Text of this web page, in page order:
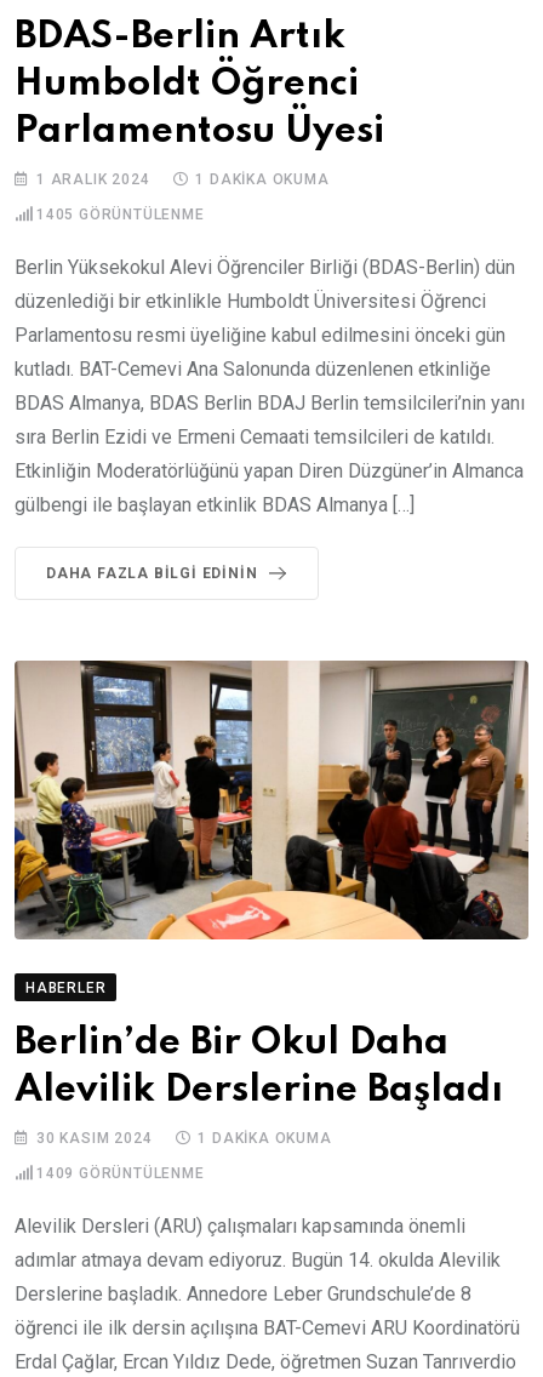
BDAS-Berlin Artık
Humboldt Öğrenci
Parlamentosu Üyesi
1 ARALIK 2024 1 DAKIKA OKUMA
1405 GÖRÜNTÜLENME
Berlin Yüksekokul Alevi Öğrenciler Birliği (BDAS-Berlin) dün
düzenlediği bir etkinlikle Humboldt Üniversitesi Öğrenci
Parlamentosu resmi üyeliğine kabul edilmesini önceki gün
kutladı. BAT-Cemevi Ana Salonunda düzenlenen etkinliğe
BDAS Almanya, BDAS Berlin BDAJ Berlin temsilcileri’nin yanı
sıra Berlin Ezidi ve Ermeni Cemaati temsilcileri de katıldı.
Etkinliğin Moderatörlüğünü yapan Diren Düzgüner’in Almanca
gülbengi ile başlayan etkinlik BDAS Almanya […]
DAHA FAZLA BILGI EDININ
HABERLER
Berlin’de Bir Okul Daha
Alevilik Derslerine Başladı
30 KASIM 2024 1 DAKIKA OKUMA
1409 GÖRÜNTÜLENME
Alevilik Dersleri (ARU) çalışmaları kapsamında önemli
adımlar atmaya devam ediyoruz. Bugün 14. okulda Alevilik
Derslerine başladık. Annedore Leber Grundschule’de 8
öğrenci ile ilk dersin açılışına BAT-Cemevi ARU Koordinatörü
Erdal Çağlar, Ercan Yıldız Dede, öğretmen Suzan Tanrıverdio